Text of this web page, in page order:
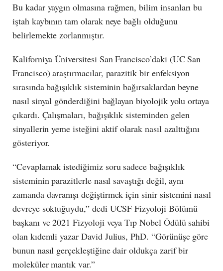
Bu kadar yaygın olmasına rağmen, bilim insanları bu
iştah kaybının tam olarak neye bağlı olduğunu
belirlemekte zorlanmıştır.
Kaliforniya Üniversitesi San Francisco’daki (UC San
Francisco) araştırmacılar, parazitik bir enfeksiyon
sırasında bağışıklık sisteminin bağırsaklardan beyne
nasıl sinyal gönderdiğini bağlayan biyolojik yolu ortaya
çıkardı. Çalışmaları, bağışıklık sisteminden gelen
sinyallerin yeme isteğini aktif olarak nasıl azalttığını
gösteriyor.
“Cevaplamak istediğimiz soru sadece bağışıklık
sisteminin parazitlerle nasıl savaştığı değil, aynı
zamanda davranışı değiştirmek için sinir sistemini nasıl
devreye soktuğuydu,” dedi UCSF Fizyoloji Bölümü
başkanı ve 2021 Fizyoloji veya Tıp Nobel Ödülü sahibi
olan kıdemli yazar David Julius, PhD. “Görünüşe göre
bunun nasıl gerçekleştiğine dair oldukça zarif bir
moleküler mantık var.”